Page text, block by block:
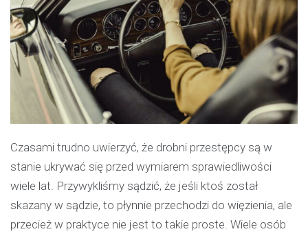
Czasami trudno uwierzyć, że drobni przestępcy są w
stanie ukrywać się przed wymiarem sprawiedliwości
wiele lat. Przywykliśmy sądzić, że jeśli ktoś został
skazany w sądzie, to płynnie przechodzi do więzienia, ale
przecież w praktyce nie jest to takie proste. Wiele osób